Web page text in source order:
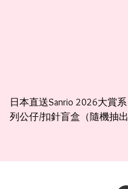
日本直送Sanrio 2026大賞系
列公仔/扣針盲盒（隨機抽出